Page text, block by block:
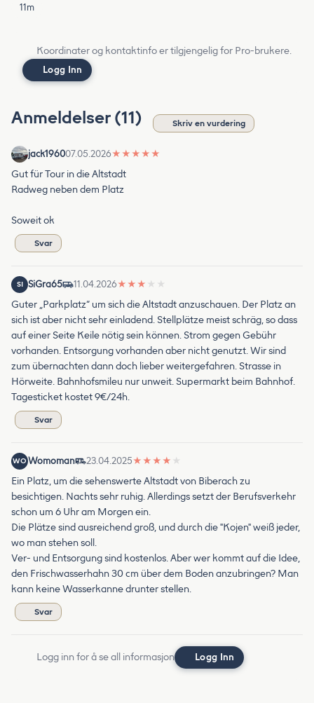
11m
Koordinater og kontaktinfo er tilgjengelig for Pro-brukere.
Logg Inn
Anmeldelser (11) Skriv en vurdering
jack196007.05.2026★ ★ ★ ★ ★
Gut für Tour in die Altstadt
Radweg neben dem Platz
Soweit ok
Svar
SI SiGra65 11.04.2026★ ★ ★ ★ ★
Guter „Parkplatz“ um sich die Altstadt anzuschauen. Der Platz an
sich ist aber nicht sehr einladend. Stellplätze meist schräg, so dass
auf einer Seite Keile nötig sein können. Strom gegen Gebühr
vorhanden. Entsorgung vorhanden aber nicht genutzt. Wir sind
zum übernachten dann doch lieber weitergefahren. Strasse in
Hörweite. Bahnhofsmileu nur unweit. Supermarkt beim Bahnhof.
Tagesticket kostet 9€/24h.
Svar
WO Womoman 23.04.2025★ ★ ★ ★ ★
Ein Platz, um die sehenswerte Altstadt von Biberach zu
besichtigen. Nachts sehr ruhig. Allerdings setzt der Berufsverkehr
schon um 6 Uhr am Morgen ein.
Die Plätze sind ausreichend groß, und durch die "Kojen" weiß jeder,
wo man stehen soll.
Ver- und Entsorgung sind kostenlos. Aber wer kommt auf die Idee,
den Frischwasserhahn 30 cm über dem Boden anzubringen? Man
kann keine Wasserkanne drunter stellen.
Svar
Logg inn for å se all informasjon Logg Inn